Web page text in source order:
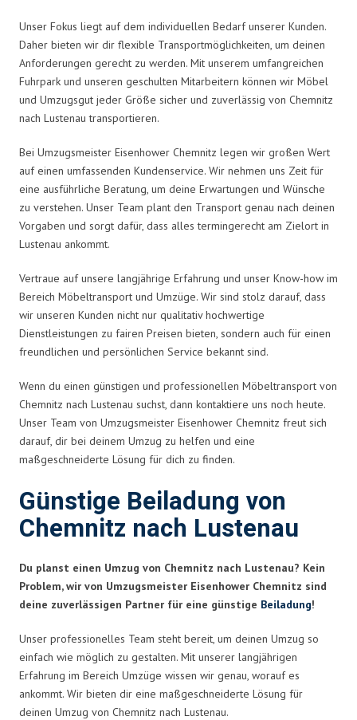
Unser Fokus liegt auf dem individuellen Bedarf unserer Kunden.
Daher bieten wir dir flexible Transportmöglichkeiten, um deinen
Anforderungen gerecht zu werden. Mit unserem umfangreichen
Fuhrpark und unseren geschulten Mitarbeitern können wir Möbel
und Umzugsgut jeder Größe sicher und zuverlässig von Chemnitz
nach Lustenau transportieren.
Bei Umzugsmeister Eisenhower Chemnitz legen wir großen Wert
auf einen umfassenden Kundenservice. Wir nehmen uns Zeit für
eine ausführliche Beratung, um deine Erwartungen und Wünsche
zu verstehen. Unser Team plant den Transport genau nach deinen
Vorgaben und sorgt dafür, dass alles termingerecht am Zielort in
Lustenau ankommt.
Vertraue auf unsere langjährige Erfahrung und unser Know-how im
Bereich Möbeltransport und Umzüge. Wir sind stolz darauf, dass
wir unseren Kunden nicht nur qualitativ hochwertige
Dienstleistungen zu fairen Preisen bieten, sondern auch für einen
freundlichen und persönlichen Service bekannt sind.
Wenn du einen günstigen und professionellen Möbeltransport von
Chemnitz nach Lustenau suchst, dann kontaktiere uns noch heute.
Unser Team von Umzugsmeister Eisenhower Chemnitz freut sich
darauf, dir bei deinem Umzug zu helfen und eine
maßgeschneiderte Lösung für dich zu finden.
Günstige Beiladung von
Chemnitz nach Lustenau
Du planst einen Umzug von Chemnitz nach Lustenau? Kein
Problem, wir von Umzugsmeister Eisenhower Chemnitz sind
deine zuverlässigen Partner für eine günstige Beiladung!
Unser professionelles Team steht bereit, um deinen Umzug so
einfach wie möglich zu gestalten. Mit unserer langjährigen
Erfahrung im Bereich Umzüge wissen wir genau, worauf es
ankommt. Wir bieten dir eine maßgeschneiderte Lösung für
deinen Umzug von Chemnitz nach Lustenau.